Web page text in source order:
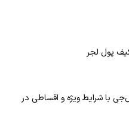
پول لجر
با شرایط ویژه و اقساطی در